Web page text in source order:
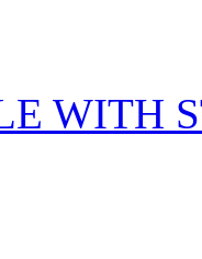
WITH